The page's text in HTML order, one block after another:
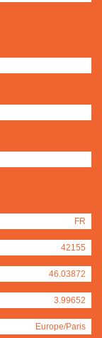
FR
42155
46.03872
3.99652
Europe/Paris